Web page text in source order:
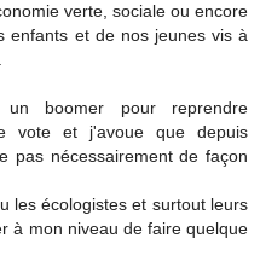
verte, sociale ou encore
enfants et de nos jeunes vis à
un boomer pour reprendre
vote et j'avoue que depuis
pas nécessairement de façon
les écologistes et surtout leurs
à mon niveau de faire quelque